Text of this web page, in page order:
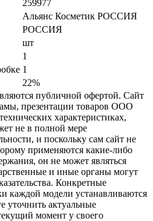
259977
Альянс Косметик РОССИЯ
РОССИЯ
шт
1
1
22%
публичной офертой. Сайт
презентации товаров ООО
характеристиках,
не в полной мере
и поскольку сам сайт не
применяются какие-либо
он не может являться
и иные органы могут
Конкретные
каждой модели устанавливаются
уточнить актуальные
момент у своего